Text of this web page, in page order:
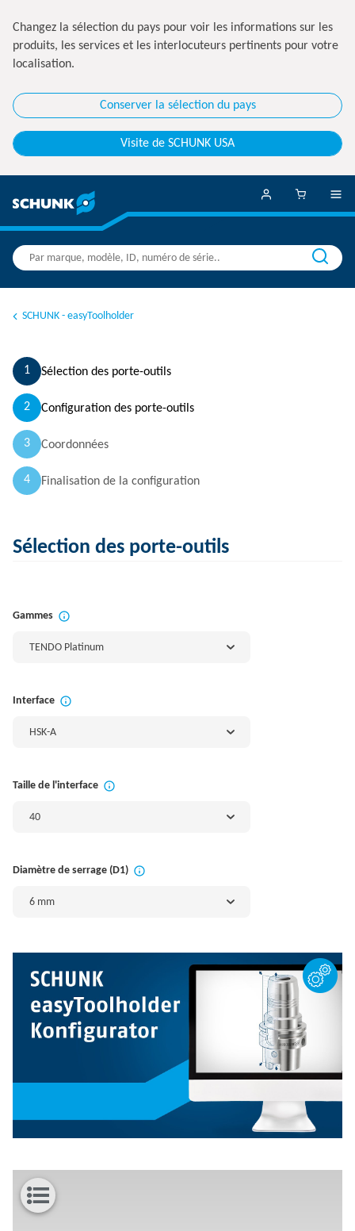
Changez la sélection du pays pour voir les informations sur les
produits, les services et les interlocuteurs pertinents pour votre
localisation.
Conserver la sélection du pays
Visite de SCHUNK USA
SCHUNK - easyToolholder
1 Sélection des porte-outils
2 Configuration des porte-outils
3 Coordonnées
4 Finalisation de la configuration
Sélection des porte-outils
Gammes
TENDO Platinum
Interface
HSK-A
Taille de l'interface
40
Diamètre de serrage (D1)
6 mm